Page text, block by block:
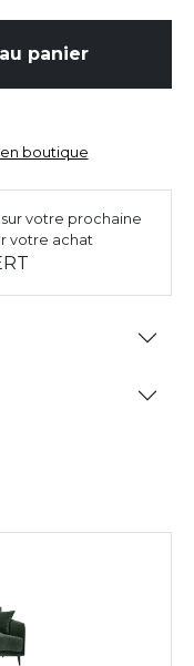
panier
boutique
sur votre prochaine
votre achat